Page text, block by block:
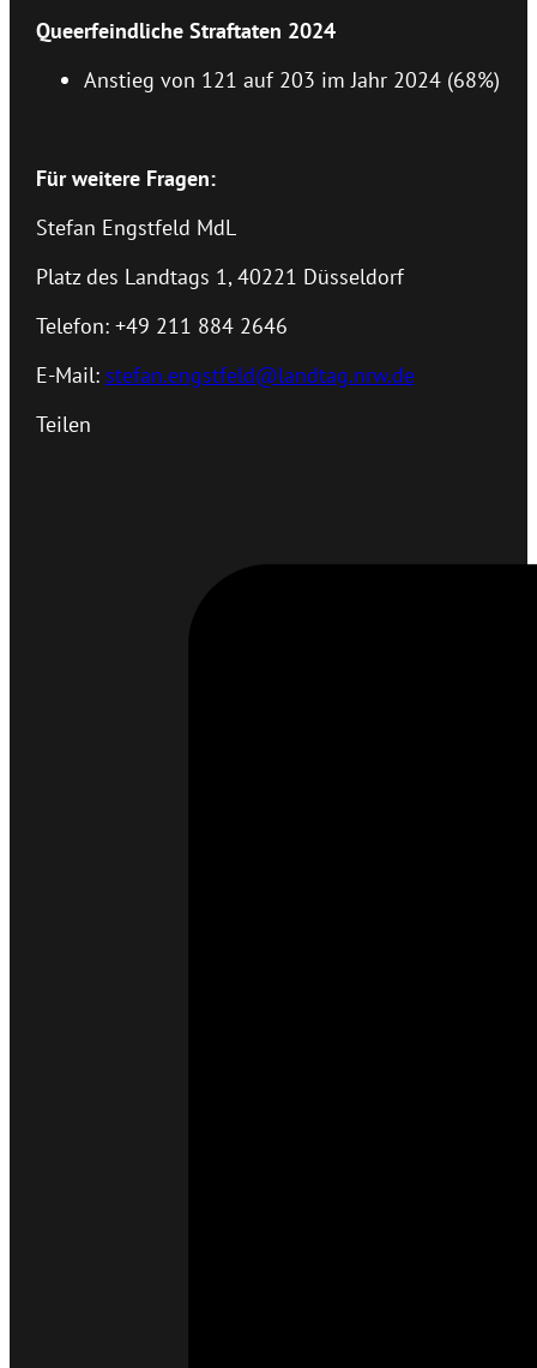
Queerfeindliche Straftaten 2024
Anstieg von 121 auf 203 im Jahr 2024 (68%)
Für weitere Fragen:
Stefan Engstfeld MdL
Platz des Landtags 1, 40221 Düsseldorf
Telefon: +49 211 884 2646
E-Mail: stefan.engstfeld@landtag.nrw.de
Teilen